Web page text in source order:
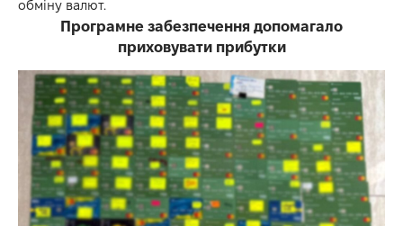
обміну валют.
Програмне забезпечення допомагало
приховувати прибутки